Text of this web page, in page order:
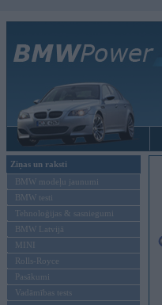
Ziņas un raksti
BMW modeļu jaunumi
BMW testi
Tehnoloģijas & sasniegumi
BMW Latvijā
MINI
Rolls-Royce
Pasākumi
Vadāmības tests